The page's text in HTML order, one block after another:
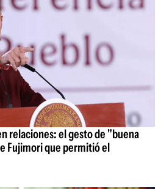
relaciones: el gesto de "buena
Fujimori que permitió el